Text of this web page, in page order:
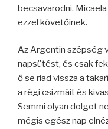
becsavarodni.
ezzel követőinek.
Az Argentin szépség
napsütést, és csak
ő se riad vissza a
a régi csizmáit és
Semmi olyan dolgot
mégis egész nap